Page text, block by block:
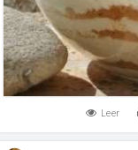
Leer